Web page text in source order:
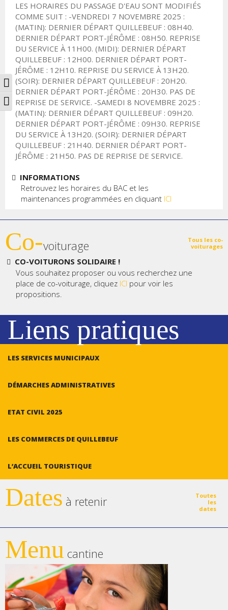
Passer en contraste élevé
Changer la taille de la police
LES HORAIRES DU PASSAGE D'EAU SONT MODIFIÉS
COMME SUIT : -VENDREDI 7 NOVEMBRE 2025 :
(MATIN): DERNIER DÉPART QUILLEBEUF : 08H40.
DERNIER DÉPART PORT-JÉRÔME : 08H50. REPRISE
DU SERVICE À 11H00. (MIDI): DERNIER DÉPART
QUILLEBEUF : 12H00. DERNIER DÉPART PORT-
JÉRÔME : 12H10. REPRISE DU SERVICE À 13H20.
(SOIR): DERNIER DÉPART QUILLEBEUF : 20H20.
DERNIER DÉPART PORT-JÉRÔME : 20H30. PAS DE
REPRISE DE SERVICE. -SAMEDI 8 NOVEMBRE 2025 :
(MATIN): DERNIER DÉPART QUILLEBEUF : 09H20.
DERNIER DÉPART PORT-JÉRÔME : 09H30. REPRISE
DU SERVICE À 13H20. (SOIR): DERNIER DÉPART
QUILLEBEUF : 21H40. DERNIER DÉPART PORT-
JÉRÔME : 21H50. PAS DE REPRISE DE SERVICE.
INFORMATIONS
Retrouvez les horaires du BAC et les
maintenances programmées en cliquant ICI
Tous les co-
voiturages
Co-voiturage
CO-VOITURONS SOLIDAIRE !
Vous souhaitez proposer ou vous recherchez une
place de co-voiturage, cliquez ICI pour voir les
propositions.
Liens pratiques
LES SERVICES MUNICIPAUX
DÉMARCHES ADMINISTRATIVES
ETAT CIVIL 2025
LES COMMERCES DE QUILLEBEUF
L’ACCUEIL TOURISTIQUE
Toutes
les
dates
Dates à retenir
Menu cantine